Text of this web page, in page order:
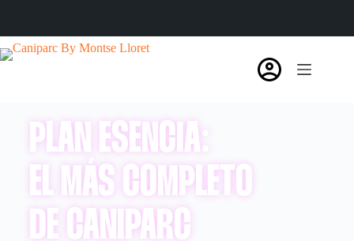
PLAN ESENCIA:
EL MÁS COMPLETO
DE CANIPARC